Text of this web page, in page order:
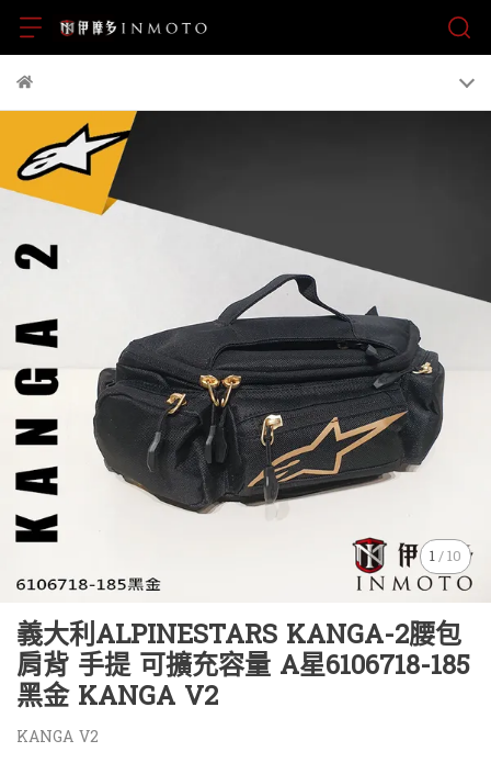
1/10
義大利ALPINESTARS KANGA-2腰包
肩背 手提 可擴充容量 A星6106718-185
黑金 KANGA V2
KANGA V2